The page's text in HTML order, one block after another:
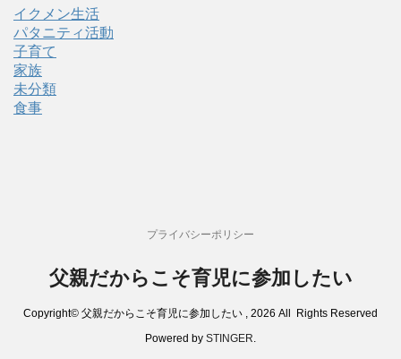
イクメン生活
パタニティ活動
子育て
家族
未分類
食事
プライバシーポリシー
父親だからこそ育児に参加したい
Copyright© 父親だからこそ育児に参加したい , 2026 All Rights Reserved
Powered by STINGER.